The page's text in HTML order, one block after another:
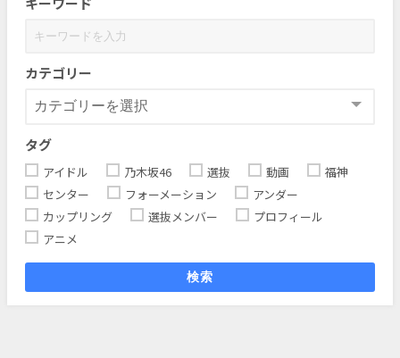
カテゴリー
タグ
アイドル 乃木坂46 選抜 動画
福神
センター
フォーメーション
アンダー
カップリング
選抜メンバー
プロフィール
アニメ
検索